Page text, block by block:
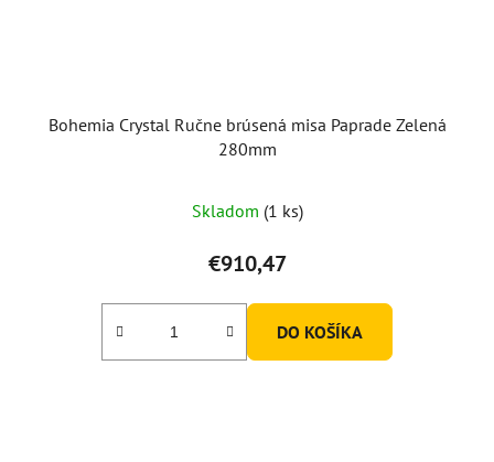
Bohemia Crystal Ručne brúsená misa Paprade Zelená
280mm
Skladom (1 ks)
€910,47
DO KOŠÍKA